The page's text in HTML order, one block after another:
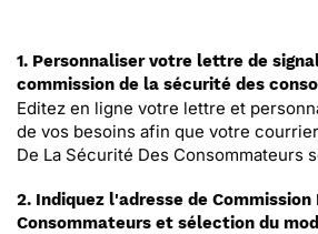
1. Personnaliser votre lettre de
commission de la sécurité des
Editez en ligne votre lettre et
de vos besoins afin que votre
De La Sécurité Des Consommateurs
2. Indiquez l'adresse de Commission
Consommateurs et sélection du